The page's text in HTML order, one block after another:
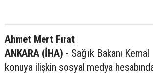
Ahmet Mert Fırat
ANKARA (İHA) - Sağlık Bakanı
konuya ilişkin sosyal medya